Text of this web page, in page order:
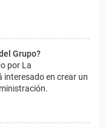
Grupo?
por La
interesado en crear un